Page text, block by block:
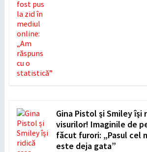
Gina Pistol și Smiley își
visurilor! Imaginile de
făcut furori: „Pasul cel
este deja gata”